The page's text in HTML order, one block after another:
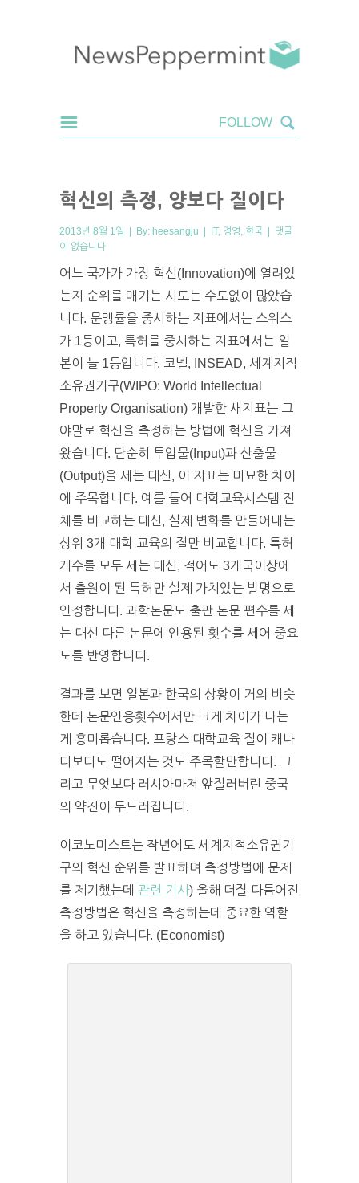
혁신의 측정, 양보다 질이다
2013년 8월 1일 | By: heesangju | IT, 경영 한국 | 댓글
이 없습니다
어느 국가가 가장 혁신(Innovation)에 열려있
는지 순위를 매기는 시도는 수도없이 많았습
니다. 문맹률을 중시하는 지표에서는 스위스
가 1등이고, 특허를 중시하는 지표에서는 일
본이 늘 1등입니다. 코넬, INSEAD, 세계지적
소유권기구(WIPO: World Intellectual
Property Organisation) 개발한 새지표는 그
야말로 혁신을 측정하는 방법에 혁신을 가져
왔습니다. 단순히 투입물(Input)과 산출물
(Output)을 세는 대신, 이 지표는 미묘한 차이
에 주목합니다. 예를 들어 대학교육시스템 전
체를 비교하는 대신, 실제 변화를 만들어내는
상위 3개 대학 교육의 질만 비교합니다. 특허
개수를 모두 세는 대신, 적어도 3개국이상에
서 출원이 된 특허만 실제 가치있는 발명으로
인정합니다. 과학논문도 출판 논문 편수를 세
는 대신 다른 논문에 인용된 횟수를 세어 중요
도를 반영합니다.
결과를 보면 일본과 한국의 상황이 거의 비슷
한데 논문인용횟수에서만 크게 차이가 나는
게 흥미롭습니다. 프랑스 대학교육 질이 캐나
다보다도 떨어지는 것도 주목할만합니다. 그
리고 무엇보다 러시아마저 앞질러버린 중국
의 약진이 두드러집니다.
이코노미스트는 작년에도 세계지적소유권기
구의 혁신 순위를 발표하며 측정방법에 문제
를 제기했는데 관련 기사) 올해 더잘 다듬어진
측정방법은 혁신을 측정하는데 중요한 역할
을 하고 있습니다. (Economist)